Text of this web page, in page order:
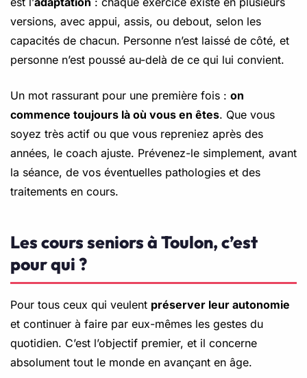
versions, avec appui, assis, ou debout, selon les
capacités de chacun. Personne n’est laissé de côté, et
personne n’est poussé au-delà de ce qui lui convient.
Un mot rassurant pour une première fois : on
commence toujours là où vous en êtes. Que vous
soyez très actif ou que vous repreniez après des
années, le coach ajuste. Prévenez-le simplement, avant
la séance, de vos éventuelles pathologies et des
traitements en cours.
Les cours seniors à Toulon, c’est
pour qui ?
Pour tous ceux qui veulent préserver leur autonomie
et continuer à faire par eux-mêmes les gestes du
quotidien. C’est l’objectif premier, et il concerne
absolument tout le monde en avançant en âge.